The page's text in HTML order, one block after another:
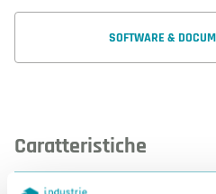
SOFTWARE &
Caratteristiche